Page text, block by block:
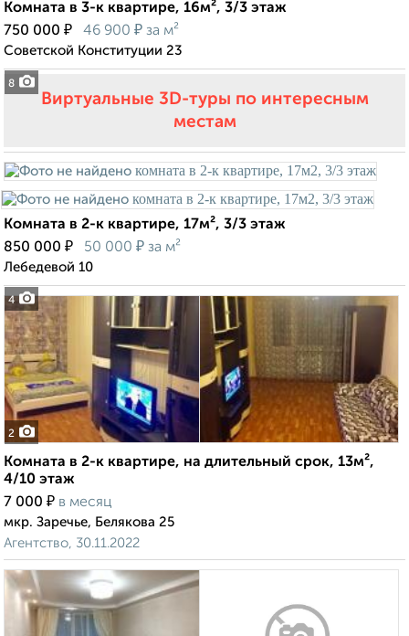
8
Комната в 3-к квартире, 16м², 3/3 этаж
750 000 ₽ 46 900 ₽ за м²
Советской Конституции 23
Виртуальные 3D-туры по интересным
местам
4
Комната в 2-к квартире, 17м², 3/3 этаж
850 000 ₽ 50 000 ₽ за м²
Лебедевой 10
2
Комната в 2-к квартире, на длительный срок, 13м²,
4/10 этаж
7 000 ₽ в месяц
мкр. Заречье, Белякова 25
Агентство, 30.11.2022